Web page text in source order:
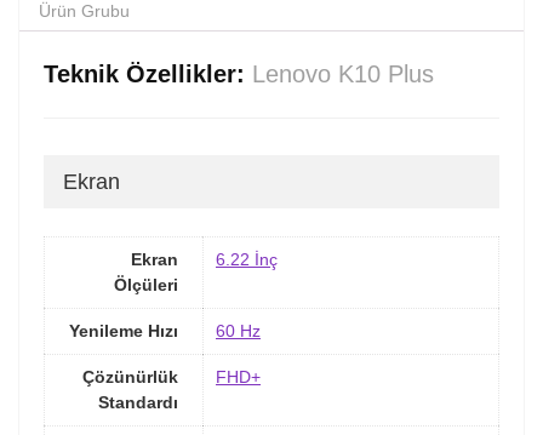
Ürün Grubu
Teknik Özellikler: Lenovo K10 Plus
Ekran
Ekran
Ölçüleri
6.22 İnç
Yenileme Hızı 60 Hz
Çözünürlük
Standardı
FHD+